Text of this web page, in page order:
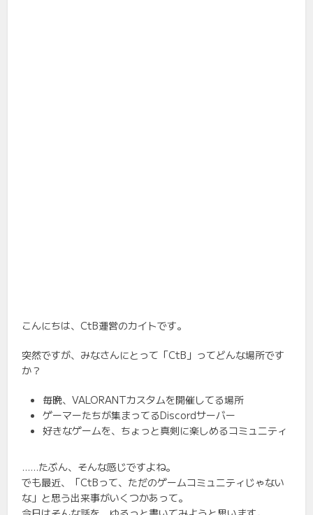
こんにちは、CtB運営のカイトです。
突然ですが、みなさんにとって「CtB」ってどんな場所です
か？
毎晩、VALORANTカスタムを開催してる場所
ゲーマーたちが集まってるDiscordサーバー
好きなゲームを、ちょっと真剣に楽しめるコミュニティ
……たぶん、そんな感じですよね。
でも最近、「CtBって、ただのゲームコミュニティじゃない
な」と思う出来事がいくつかあって。